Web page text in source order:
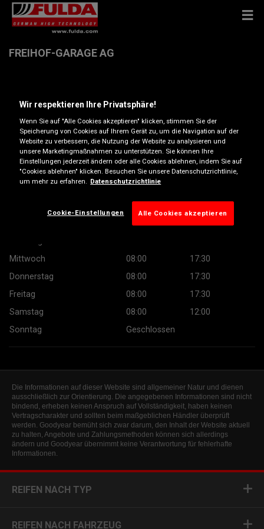
FREIHOF-GARAGE AG
Anfahrtsbeschreibung
Telefonnummer anzeigen
info@freihofgarage.ch
08:00
17:30
Mittwoch
08:00
17:30
Donnerstag
08:00
17:30
Freitag
08:00
17:30
Samstag
08:00
12:00
Sonntag
Geschlossen
Die Informationen auf dieser Website sind allgemeiner Natur und dienen
ausschließlich zur Orientierung. Die angegebenen Informationen sind nicht
bindend, erheben keinen Anspruch auf Vollständigkeit, haben keinen
Vertragscharakter und sollten beim maßgeblichen Händler überprüft
werden. Goodyear bemüht sich zwar darum, den Inhalt der Website aktuell
zu halten, Angebote und Zahlungsmethoden können sich allerdings
ändern und Goodyear übernimmt keine Verantwortung für fehlerhafte
Informationen.
REIFEN NACH TYP
REIFEN NACH FAHRZEUG
Wir respektieren Ihre Privatsphäre!
Wenn Sie auf "Alle Cookies akzeptieren" klicken, stimmen Sie der
Speicherung von Cookies auf Ihrem Gerät zu, um die Navigation auf der
Website zu verbessern, die Nutzung der Website zu analysieren und
unsere Marketingmaßnahmen zu unterstützen. Sie können Ihre
Einstellungen jederzeit ändern oder alle Cookies ablehnen, indem Sie auf
"Cookies ablehnen" klicken. Besuchen Sie unsere Datenschutzrichtlinie,
um mehr zu erfahren. Datenschutzrichtlinie
Cookie-Einstellungen Alle Cookies akzeptieren